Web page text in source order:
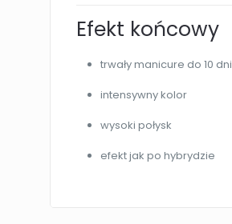
Efekt końcowy
trwały manicure do 10 dni
intensywny kolor
wysoki połysk
efekt jak po hybrydzie